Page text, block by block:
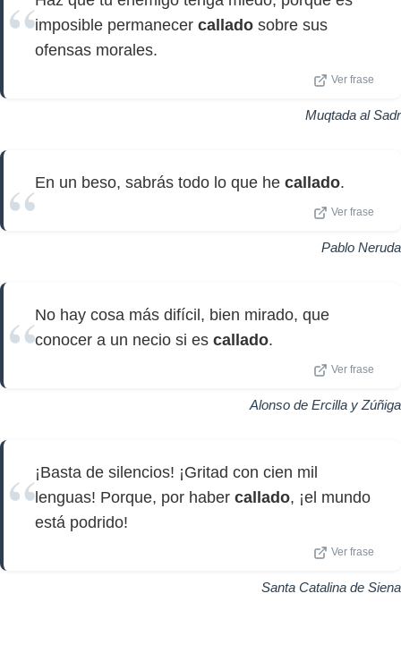
imposible permanecer callado sobre sus
ofensas morales.
Ver frase
Muqtada al Sadr
En un beso, sabrás todo lo que he callado.
Ver frase
Pablo Neruda
No hay cosa más difícil, bien mirado, que
conocer a un necio si es callado.
Ver frase
Alonso de Ercilla y Zúñiga
¡Basta de silencios! ¡Gritad con cien mil
lenguas! Porque, por haber callado, ¡el mundo
está podrido!
Ver frase
Santa Catalina de Siena